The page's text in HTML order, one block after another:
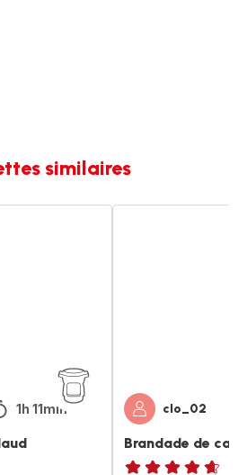
similaires
1h 11min clo_02
Brandade de